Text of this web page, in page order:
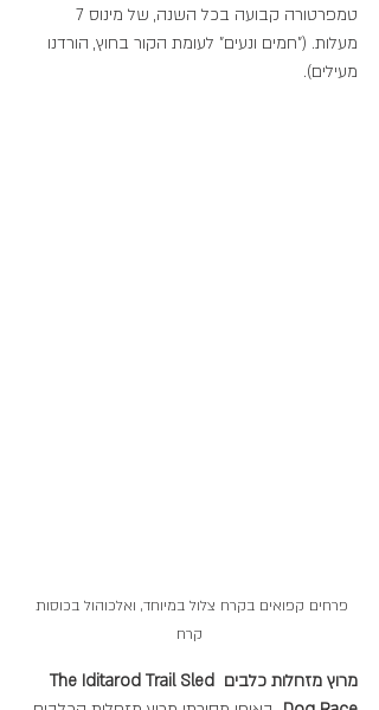
מעלות. ("חמים ונעים" לעומת הקור בחוץ, הורדנו
מעילים).
פרחים קפואים בקרח צלול במיוחד, ואלכוהול בכוסות
קרח
מרוץ מזחלות כלבים The Iditarod Trail Sled